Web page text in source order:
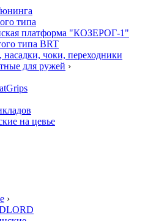
типа
платформа "КОЗЕРОГ-1"
типа BRT
чоки, переходники
для ружей ›
на цевье
›